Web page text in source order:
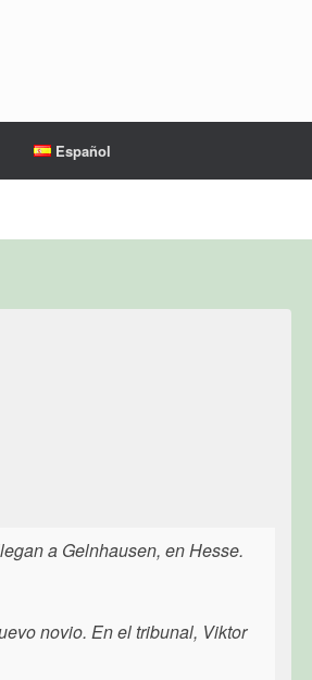
Español
a Gelnhausen, en Hesse.
novio. En el tribunal, Viktor